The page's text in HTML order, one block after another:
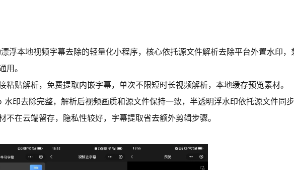
浮本地视频字幕去除的轻量化小程序，核心依托源文件解析去除平台外置水印
用。
粘贴解析，免费提取内嵌字幕，单次不限短时长视频解析，本地缓存预览素材。
印去除完整，解析后视频画质和源文件保持一致，半透明浮水印依托源文件同
不在云端留存，隐私性较好，字幕提取省去额外剪辑步骤。